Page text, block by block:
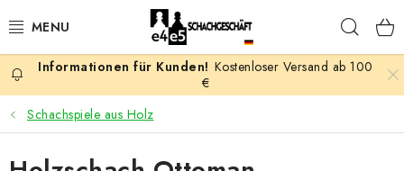
Inhalt
AKTION
SCHACHSPIELE
Kostenloser Versand ab 100
€
Schachspiele aus Holz